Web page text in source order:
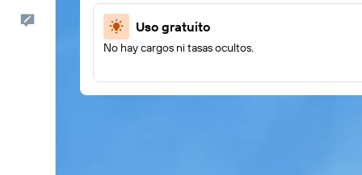
Comentarios Uso gratuito
No hay cargos ni tasas ocultos.